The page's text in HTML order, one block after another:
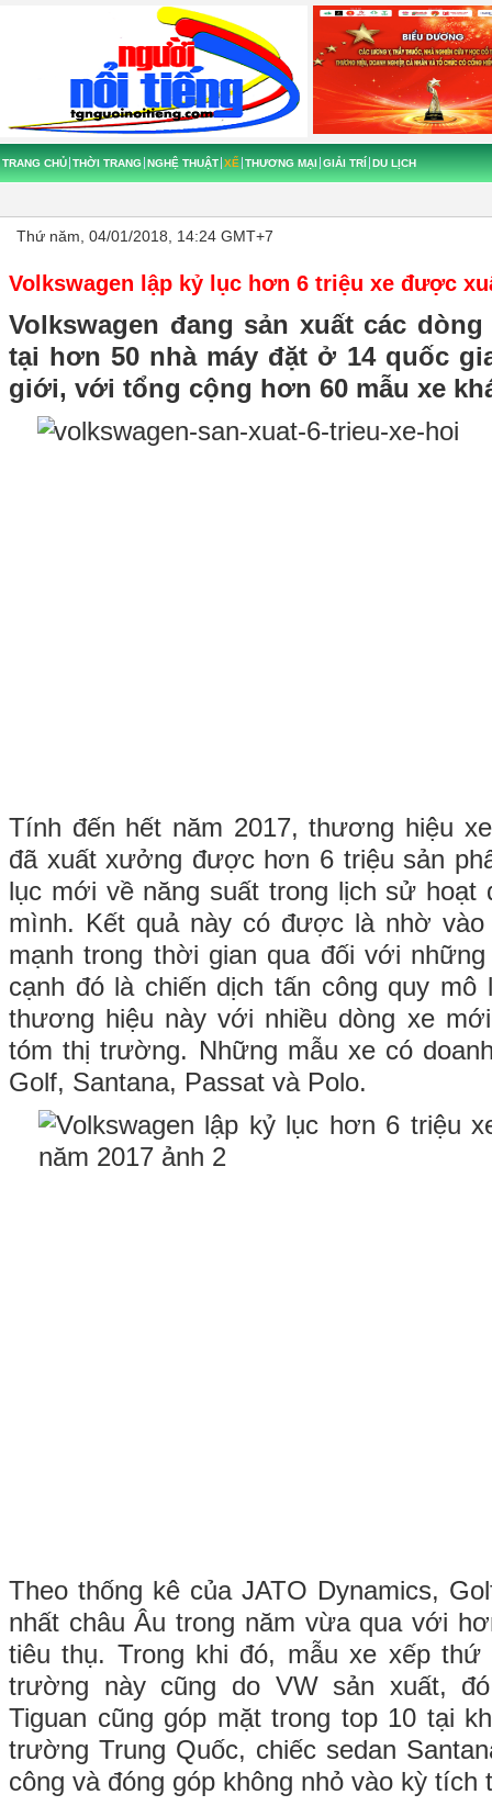
TRANG CHỦ THỜI TRANG NGHỆ THUẬT XẾ THƯƠNG MẠI GIẢI TRÍ DU LỊCH
Thứ năm, 04/01/2018, 14:24 GMT+7
Volkswagen lập kỷ lục hơn 6 triệu xe được
Volkswagen đang sản xuất các
tại hơn 50 nhà máy đặt ở 14 quốc
giới, với tổng cộng hơn 60 mẫu xe
Tính đến hết năm 2017, thương hiệu
đã xuất xưởng được hơn 6 triệu sản
lục mới về năng suất trong lịch sử hoạt
mình. Kết quả này có được là nhờ
mạnh trong thời gian qua đối với
cạnh đó là chiến dịch tấn công quy
thương hiệu này với nhiều dòng xe
tóm thị trường. Những mẫu xe có
Golf, Santana, Passat và Polo.
Theo thống kê của JATO Dynamics,
nhất châu Âu trong năm vừa qua với
tiêu thụ. Trong khi đó, mẫu xe xếp
trường này cũng do VW sản xuất,
Tiguan cũng góp mặt trong top 10 tại
trường Trung Quốc, chiếc sedan
công và đóng góp không nhỏ vào kỳ tích